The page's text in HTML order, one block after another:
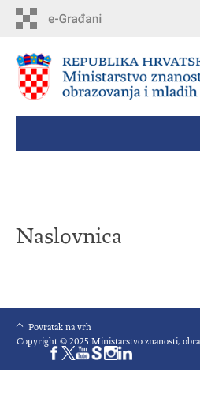
Skip
content
Naslovnica
Povratak na vrh
Copyright © 2025 Ministarstvo znanosti,